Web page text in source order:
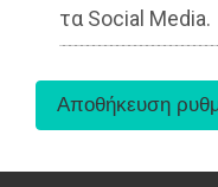
τα Social Media.